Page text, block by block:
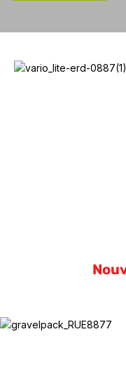
Nouveau Ortlieb Vario
Ortlieb Waterproof